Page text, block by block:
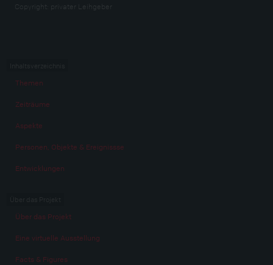
Copyright: privater Leihgeber
Themen
Zeiträume
Aspekte
Personen, Objekte & Ereignissse
Entwicklungen
Über das Projekt
Eine virtuelle Ausstellung
Facts & Figures